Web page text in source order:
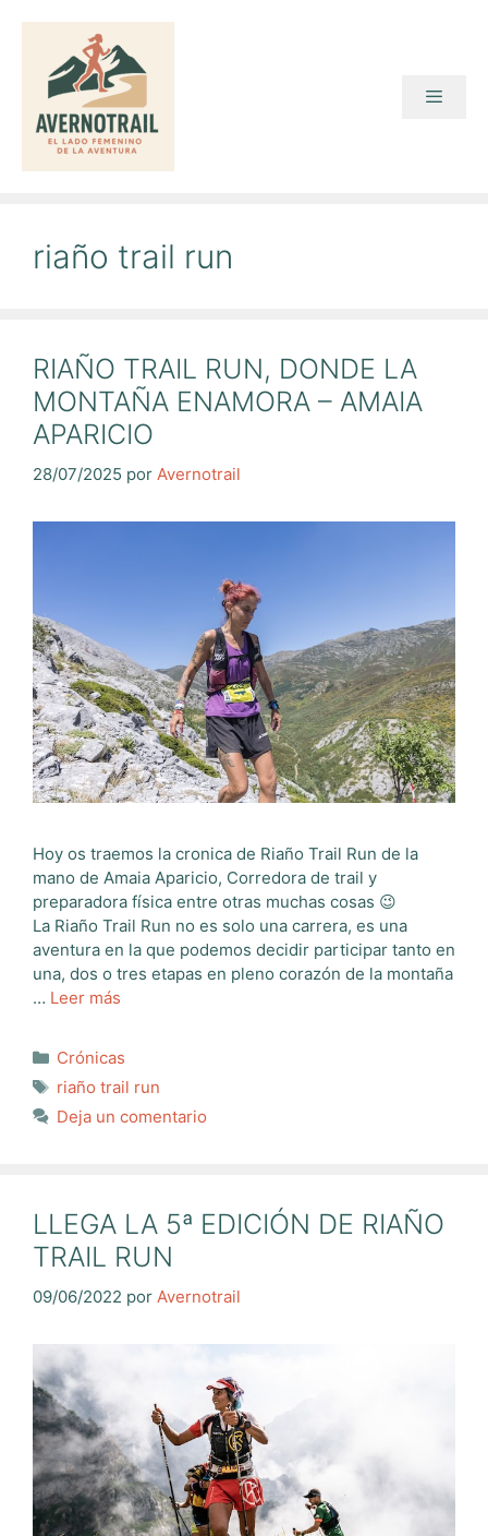
contenido
riaño trail run
RIAÑO TRAIL RUN, DONDE LA
MONTAÑA ENAMORA – AMAIA
APARICIO
28/07/2025 por Avernotrail
Hoy os traemos la cronica de Riaño Trail Run de la
mano de Amaia Aparicio, Corredora de trail y
preparadora física entre otras muchas cosas 😉
La Riaño Trail Run no es solo una carrera, es una
aventura en la que podemos decidir participar tanto en
una, dos o tres etapas en pleno corazón de la montaña
… Leer más
Categorías
Crónicas
Etiquetas
riaño trail run
Deja un comentario
LLEGA LA 5ª EDICIÓN DE RIAÑO
TRAIL RUN
09/06/2022 por Avernotrail